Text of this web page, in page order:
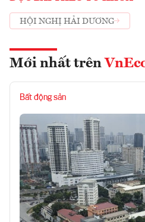
HỘI NGHỊ HẢI DƯƠNG
Mới nhất trên
Bất động sản